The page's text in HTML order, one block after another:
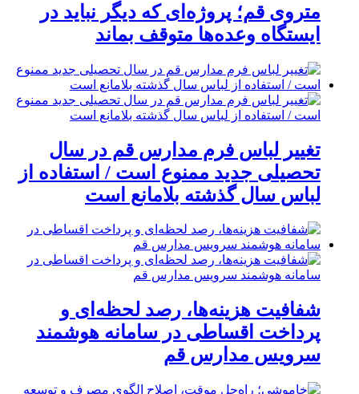
متروی قم؛ پروژه‌ای که دیگر نباید در
ایستگاه وعده‌ها متوقف بماند
تغییر لباس فرم مدارس قم در سال
تحصیلی جدید ممنوع است / استفاده از
لباس سال گذشته بلامانع است
شفافیت هزینه‌ها، رصد لحظه‌ای و
پرداخت اقساطی در سامانه هوشمند
سرویس مدارس قم